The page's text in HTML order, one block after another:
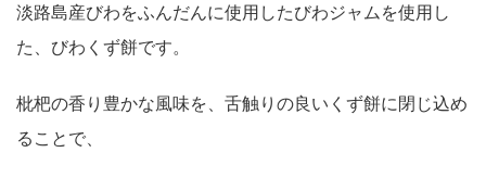
淡路島産びわをふんだんに使用したびわジャムを使用し
た、びわくず餅です。
枇杷の香り豊かな風味を、舌触りの良いくず餅に閉じ込め
ることで、